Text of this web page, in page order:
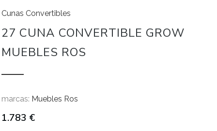
Cunas Convertibles
27 CUNA CONVERTIBLE GROW
MUEBLES ROS
marcas: Muebles Ros
1.783 €